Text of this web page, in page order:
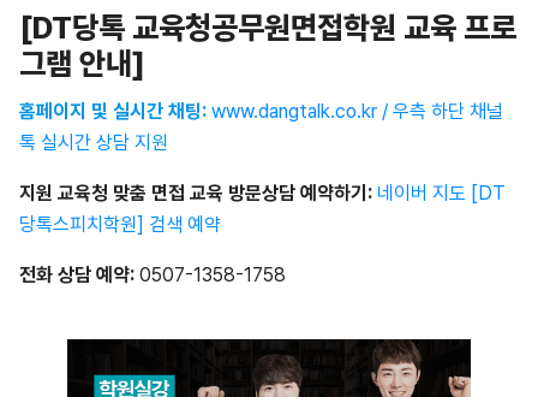
[DT당톡 교육청공무원면접학원 교육 프로
그램 안내]
홈페이지 및 실시간 채팅: www.dangtalk.co.kr / 우측 하단 채널
톡 실시간 상담 지원
지원 교육청 맞춤 면접 교육 방문상담 예약하기: 네이버 지도 [DT
당톡스피치학원] 검색 예약
전화 상담 예약: 0507-1358-1758